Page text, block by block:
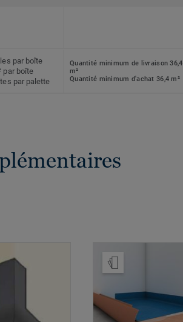
par boîte
par boîte
par palette
Quantité minimum de livraison 36,4
m²
Quantité minimum d'achat 36,4 m²